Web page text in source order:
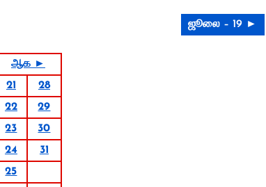
ஜூலை – 19 ►
ஆக ►
21
28
22
29
23
30
24
31
25